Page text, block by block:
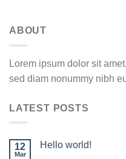
ABOUT
Lorem ipsum dolor sit
sed diam nonummy nibh
LATEST POSTS
12
Mar
Hello world!